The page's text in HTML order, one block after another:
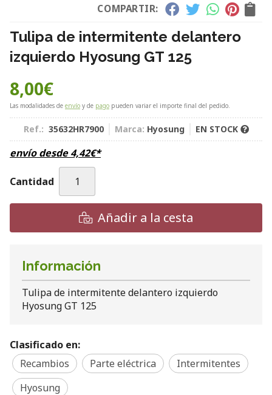
COMPARTIR:
Tulipa de intermitente delantero
izquierdo Hyosung GT 125
8,00€
Las modalidades de envío y de pago pueden variar el importe final del pedido.
Ref.: 35632HR7900 Marca: Hyosung EN STOCK
envío desde4,42€*
Cantidad
Añadir a la cesta
Información
Tulipa de intermitente delantero izquierdo
Hyosung GT 125
Clasificado en:
Recambios
Parte eléctrica
Intermitentes
Hyosung